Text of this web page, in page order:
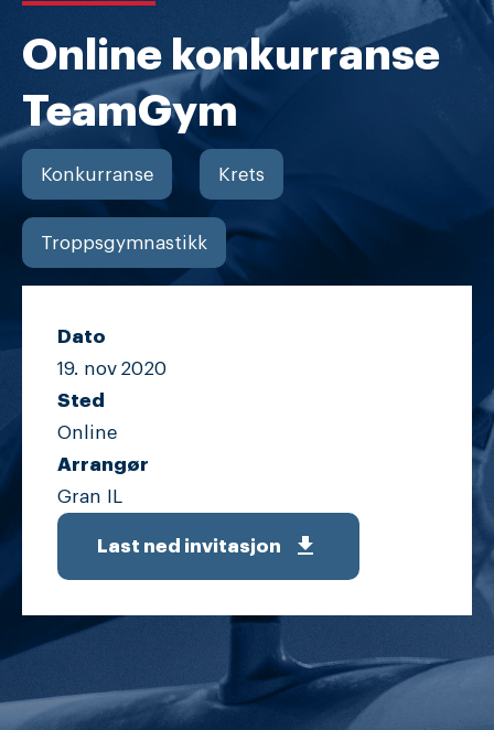
Online konkurranse
TeamGym
Konkurranse Krets
Troppsgymnastikk
Dato
19. nov 2020
Sted
Online
Arrangør
Gran IL
Last ned invitasjon get_app